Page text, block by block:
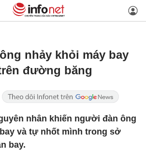
nhảy khỏi máy bay
đường băng
nhân khiến người đàn ông
và tự nhốt mình trong sở
bay.